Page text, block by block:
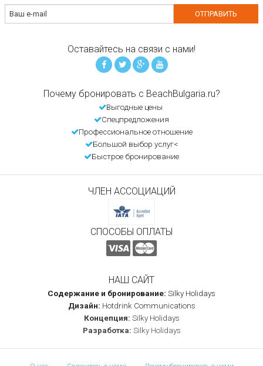
Оставайтесь на связи с нами!
Почему бронировать с BeachBulgaria.ru?
Выгодные цены
Спецпредложения
Профессиональное отношение
Большой выбор услуг<
Быстрое бронирование
ЧЛЕН АССОЦИАЦИЙ
СПОСОБЫ ОПЛАТЫ
НАШ САЙТ
Содержание и бронирование: Silky Holidays
Дизайн: Hotdrink Communications
Концепция: Silky Holidays
Разработка: Silky Holidays